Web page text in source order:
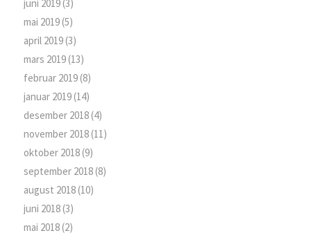
juni 2019(3)
mai 2019(5)
april 2019(3)
mars 2019(13)
februar 2019(8)
januar 2019(14)
desember 2018(4)
november 2018(11)
oktober 2018(9)
september 2018(8)
august 2018(10)
juni 2018(3)
mai 2018(2)